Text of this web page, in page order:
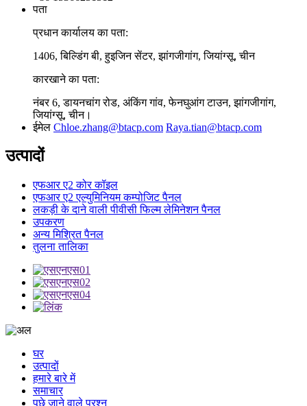
पता
प्रधान कार्यालय का पता:
1406, बिल्डिंग बी, हुइजिन सेंटर, झांगजीगांग, जियांग्सू, चीन
कारखाने का पता:
नंबर 6, डायनचांग रोड, अंकिंग गांव, फेनघुआंग टाउन, झांगजीगांग,
जियांग्सू, चीन।
ईमेल Chloe.zhang@btacp.com Raya.tian@btacp.com
उत्पादों
एफआर ए2 कोर कॉइल
एफआर ए2 एल्युमिनियम कम्पोजिट पैनल
लकड़ी के दाने वाली पीवीसी फिल्म लेमिनेशन पैनल
उपकरण
अन्य मिश्रित पैनल
तुलना तालिका
घर
उत्पादों
हमारे बारे में
समाचार
पूछे जाने वाले प्रश्न